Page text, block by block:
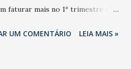
faturar mais no 1º trimestre de
deste ano, 56% também
UM COMENTÁRIO LEIA MAIS »